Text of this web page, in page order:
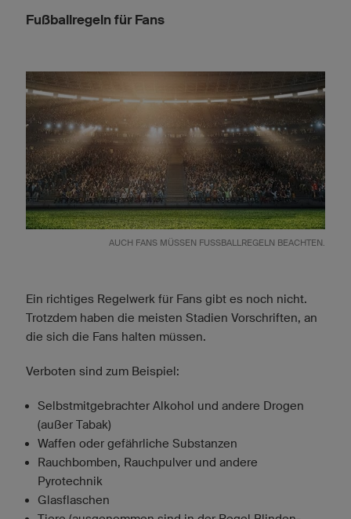
Fußballregeln für Fans
AUCH FANS MÜSSEN FUSSBALLREGELN BEACHTEN.
Ein richtiges Regelwerk für Fans gibt es noch nicht.
Trotzdem haben die meisten Stadien Vorschriften, an
die sich die Fans halten müssen.
Verboten sind zum Beispiel:
Selbstmitgebrachter Alkohol und andere Drogen
(außer Tabak)
Waffen oder gefährliche Substanzen
Rauchbomben, Rauchpulver und andere
Pyrotechnik
Glasflaschen